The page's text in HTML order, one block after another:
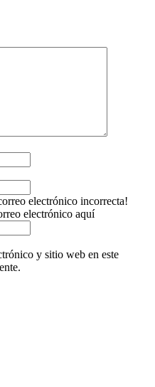
electrónico incorrecta!
electrónico aquí
y sitio web en este